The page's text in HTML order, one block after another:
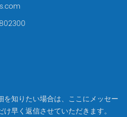
知りたい場合は、ここにメッセー
早く返信させていただきます。